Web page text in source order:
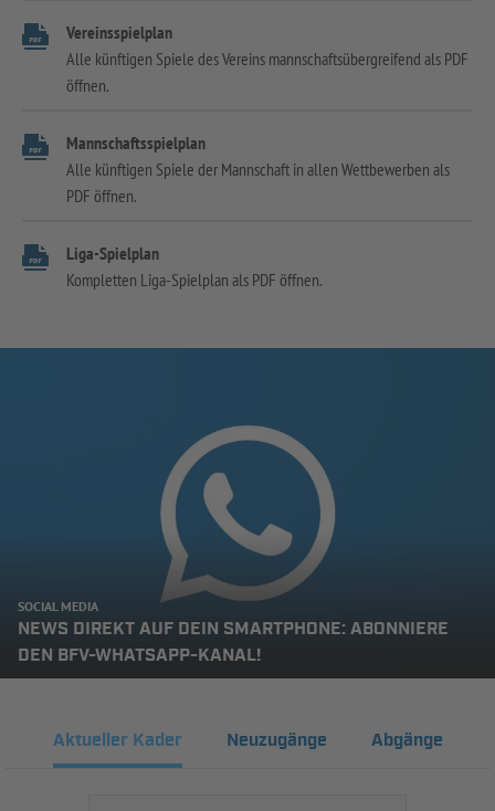
Vereinsspielplan
Alle künftigen Spiele des Vereins mannschaftsübergreifend als PDF
öffnen.
Mannschaftsspielplan
Alle künftigen Spiele der Mannschaft in allen Wettbewerben als
PDF öffnen.
Liga-Spielplan
Kompletten Liga-Spielplan als PDF öffnen.
SOCIAL MEDIA
NEWS DIREKT AUF DEIN SMARTPHONE: ABONNIERE
DEN BFV-WHATSAPP-KANAL!
Aktueller Kader Neuzugänge Abgänge